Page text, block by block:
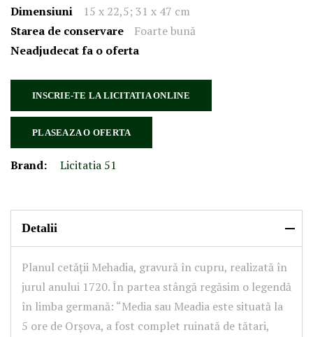
Dimensiuni
15 x 22,5; 31 x 47 cm
Starea de conservare
Foarte bună
Neadjudecat fa o oferta
INSCRIE-TE LA LICITATIA ONLINE
PLASEAZA O OFERTA
Brand: Licitatia 51
Detalii
Planul cetății Mehadia, gravură în cupru, realizată în
jurul anului 1720. În partea stângă regăsim o legendă
în limba germană: “Media sau Meadia este situată la
5 ore de Orșova, a fost complet ruinată de tătari,